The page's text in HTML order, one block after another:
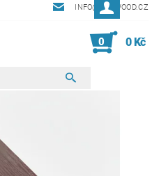
INFO@PERWOOD.CZ
0 0 Kč